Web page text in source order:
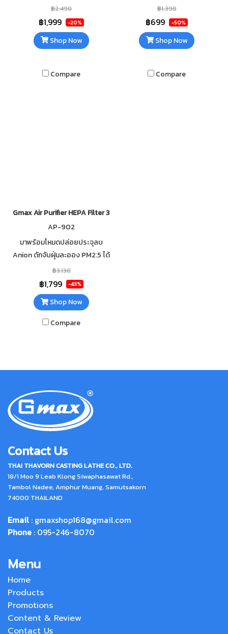
mode, fan speed, etc. Anion
negative ion release mode
effectively traps PM2.5 dust
particles.
฿2,490
฿1,999 -20%
Shop Now
Compare
ทำความสะอาดที่มีประสิทธิภาพ
และทั่วถึงในทุกพื้นที่ ไส้กรองถอด
ล้างได้
฿1,398
฿699 -50%
Shop Now
Compare
Gmax Air Purifier HEPA Filter 35 sqm AP-902
AP-902
มาพร้อมโหมดปล่อยประจุลบ
Anion ดักจับฝุ่นละออง PM2.5 ได้
อย่างมีประสิทธิภาพ โหมด Sleep
เวลากลางคืน หรี่แสงอัตโนมัติ ไม่
รบกวนเวลานอน
฿3,138
฿1,799 -43%
Shop Now
Compare
Contact Us
THAI THAVORN CASTING LATHE CO., LTD.
18/1 Moo 9 Leab Klong Siwaphasawat Rd.,
Tambol Nadee, Amphur Muang, Samutsakorn
74000 THAILAND
Email : gmaxshop168@gmail.com
Phone : 095-246-8070
Menu
Home
Products
Promotions
Content & Review
Contact Us